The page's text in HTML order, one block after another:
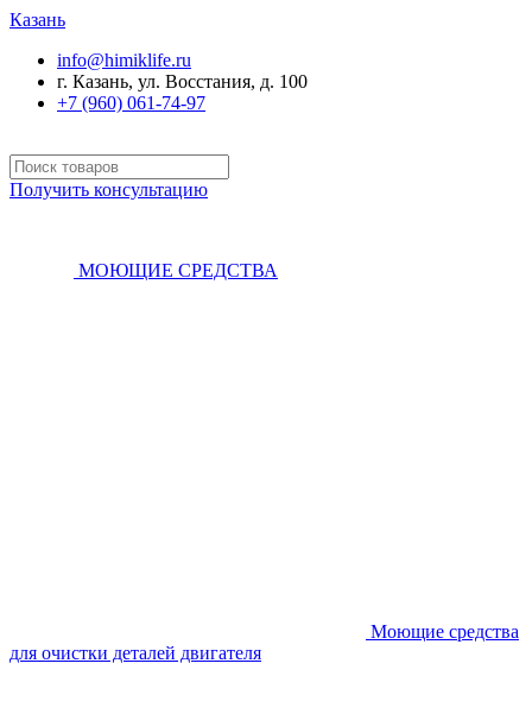
Казань
info@himiklife.ru
г. Казань, ул. Восстания, д. 100
+7 (960) 061-74-97
Получить консультацию
МОЮЩИЕ СРЕДСТВА
Моющие средства
для очистки деталей двигателя